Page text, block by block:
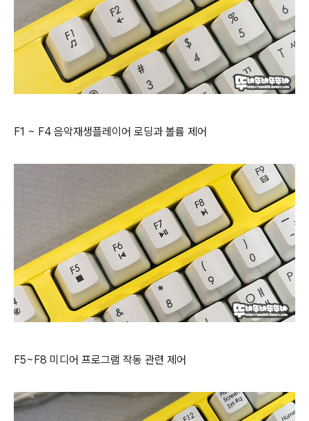
F1 ~ F4 음악재생플레이어 로딩과 볼륨 제어
F5~F8 미디어 프로그램 작동 관련 제어